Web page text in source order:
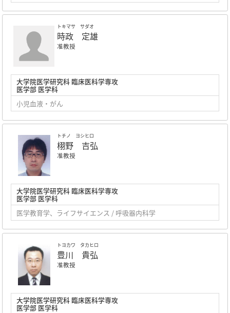
トキマサ サダオ
時政 定雄
准教授
大学院医学研究科 臨床医科学専攻
医学部 医学科
小児血液・がん
トチノ ヨシヒロ
栩野 吉弘
准教授
大学院医学研究科 臨床医科学専攻
医学部 医学科
医学教育学、ライフサイエンス / 呼吸器内科学
トヨカワ タカヒロ
豊川 貴弘
准教授
大学院医学研究科 臨床医科学専攻
医学部 医学科